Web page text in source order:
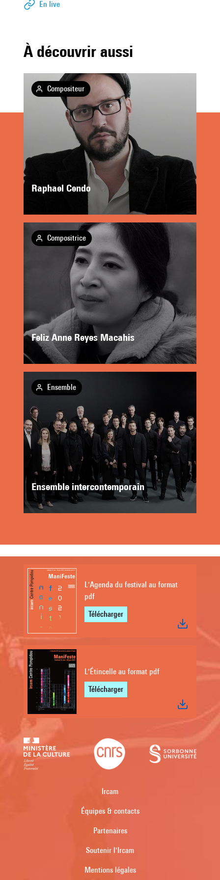
En live
À découvrir aussi
Compositeur
Raphael Cendo
Compositrice
Feliz Anne Reyes Macahis
Ensemble
Ensemble intercontemporain
L'Agenda du festival au format
pdf
Télécharger
L'Étincelle au format pdf
Télécharger
Ircam
Équipes & contacts
Partenaires
Soutenir l'Ircam
Mentions légales